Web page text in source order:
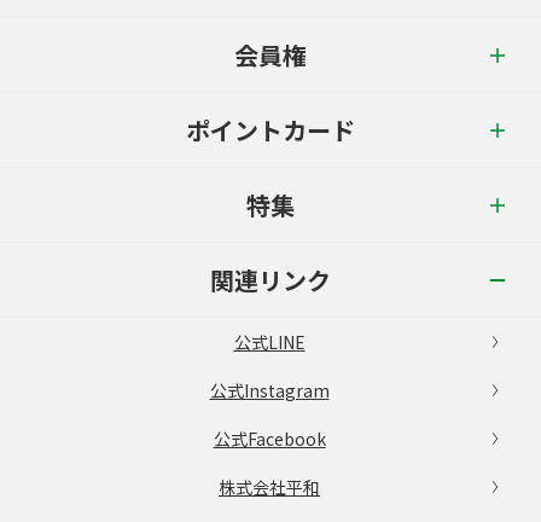
会員権
ポイントカード
特集
関連リンク
公式LINE
公式Instagram
公式Facebook
株式会社平和